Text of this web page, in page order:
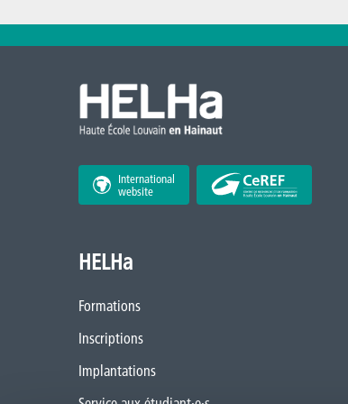
International
website
HELHa
Formations
Inscriptions
Implantations